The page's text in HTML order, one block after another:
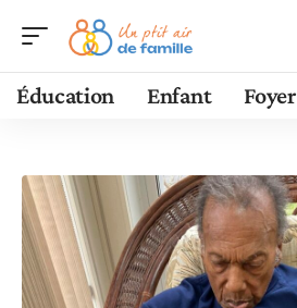
Éducation Enfant Foyer